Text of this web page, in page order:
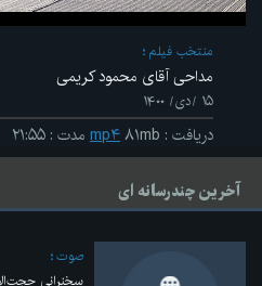
منتخب فیلم
مداحی آقای محمود کریمی
۱۵ /دی/ ۱۴۰۰
دریافت : mp۴ ۸۱mb مدت : ۲۱:۵۵
آخرین چندرسانه ای
صوت
سخنرانی